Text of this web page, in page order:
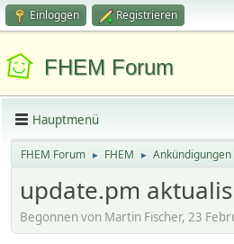
Einloggen Registrieren
FHEM Forum
Hauptmenü
FHEM Forum ► FHEM ► Ankündigungen
update.pm
Begonnen von Martin Fischer, 23